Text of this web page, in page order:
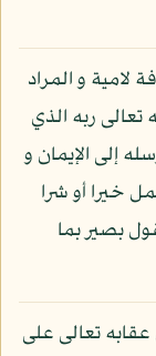
لامية و المراد
ربه الذي
إلى الإيمان و
خيرا أو شرا
بصير بما
تعالى على